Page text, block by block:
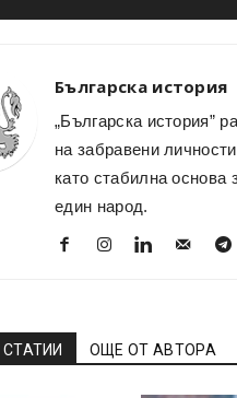
Българска история
„Българска история”
на забравени
като стабилна основа
един народ.
ОЩЕ ОТ АВТОРА